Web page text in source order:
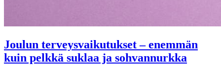
Joulun terveysvaikutukset – enemmän
kuin pelkkä suklaa ja sohvannurkka